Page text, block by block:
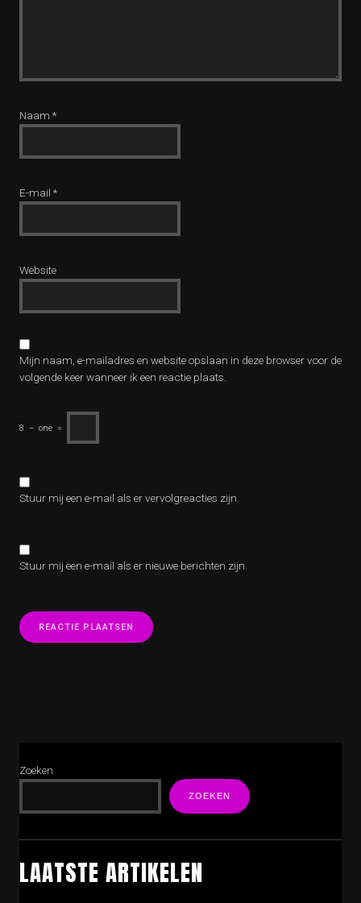
Naam *
E-mail *
Website
Mijn naam, e-mailadres en website opslaan in deze browser voor de
volgende keer wanneer ik een reactie plaats.
8 − one =
Stuur mij een e-mail als er vervolgreacties zijn.
Stuur mij een e-mail als er nieuwe berichten zijn.
Zoeken
ZOEKEN
LAATSTE ARTIKELEN